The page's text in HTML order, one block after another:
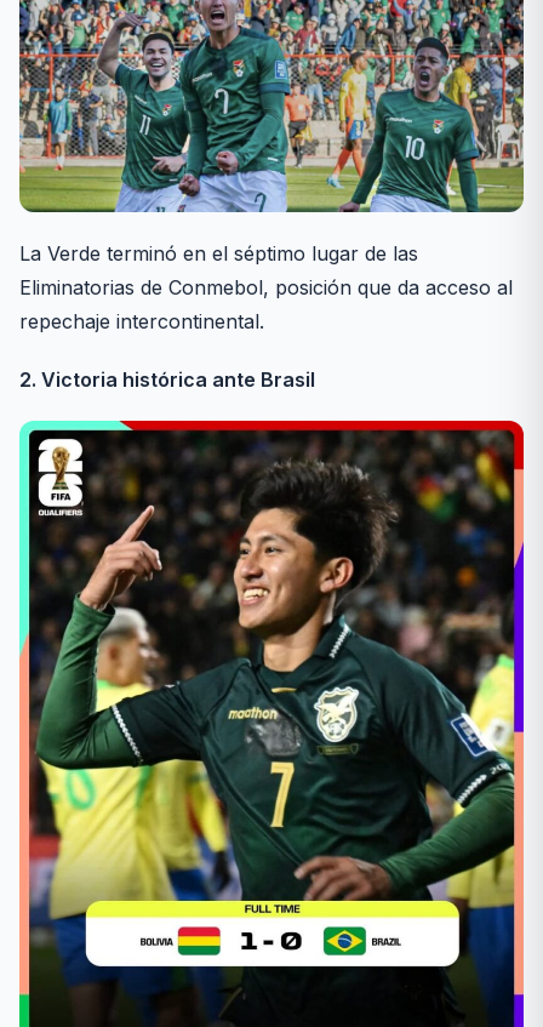
La Verde terminó en el séptimo lugar de las
Eliminatorias de Conmebol, posición que da acceso al
repechaje intercontinental.
2. Victoria histórica ante Brasil